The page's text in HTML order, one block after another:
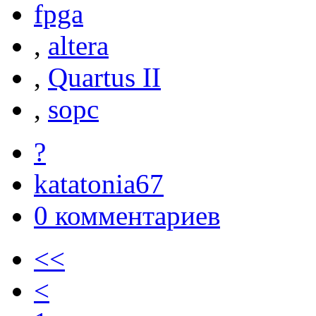
fpga
, altera
, Quartus II
, sopc
?
katatonia67
0 комментариев
<<
<